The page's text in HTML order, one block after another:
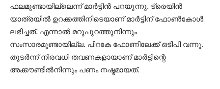
ഫലമുണ്ടായില്ലെന്ന് മാര്‍ട്ടിന്‍ പറയുന്നു. ട്രെയിന്‍
യാത്രയില്‍ ഉറക്കത്തിനിടെയാണ് മാര്‍ട്ടിന് ഫോണ്‍കോള്‍
ലഭിച്ചത്. എന്നാല്‍ മറുപുറത്തുനിന്നും
സംസാരമുണ്ടായില്ല. പിറകേ ഫോണിലേക്ക് ഒടിപി വന്നു.
തുടര്‍ന്ന് നിരവധി തവണകളായാണ് മാര്‍ട്ടിന്റെ
അക്കൗണ്ടില്‍നിന്നും പണം നഷ്ടമായത്.